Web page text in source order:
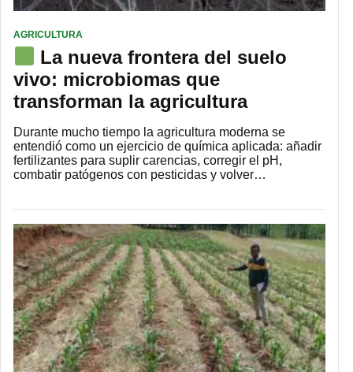
AGRICULTURA
La nueva frontera del suelo
vivo: microbiomas que
transforman la agricultura
Durante mucho tiempo la agricultura moderna se
entendió como un ejercicio de química aplicada: añadir
fertilizantes para suplir carencias, corregir el pH,
combatir patógenos con pesticidas y volver…